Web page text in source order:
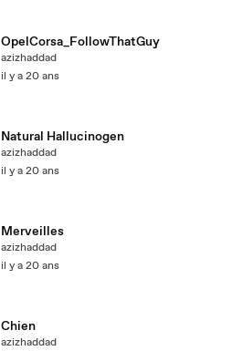
OpelCorsa_FollowThatGuy
azizhaddad
il y a 20 ans
Natural Hallucinogen
azizhaddad
il y a 20 ans
Merveilles
azizhaddad
il y a 20 ans
Chien
azizhaddad